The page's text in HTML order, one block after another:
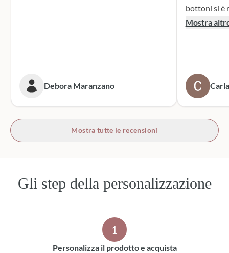
Debora Maranzano
bottoni si è
supporto
prossime
bottoni!
Mostra
Mostra tutte le recensioni
Gli step della personalizzazione
1
Personalizza il prodotto e acquista